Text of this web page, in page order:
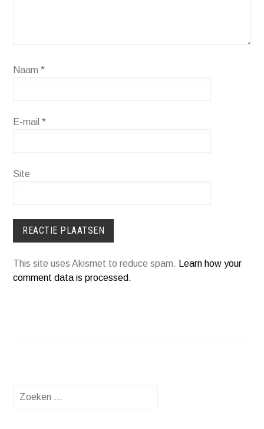
Naam*
E-mail*
Site
This site uses Akismet to reduce spam. Learn how your
comment data is processed.
Zoeken